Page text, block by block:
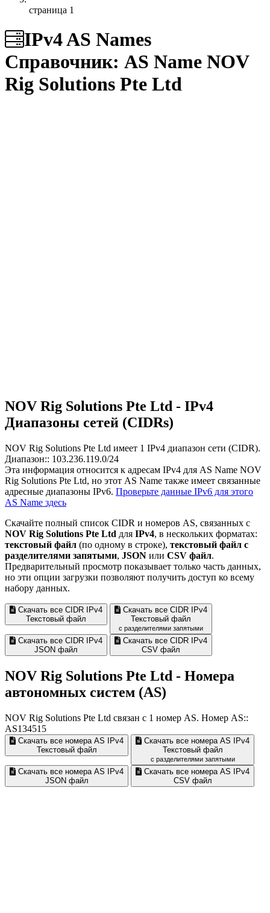
страница 1
IPv4 AS Names
Справочник: AS Name NOV
Rig Solutions Pte Ltd
NOV Rig Solutions Pte Ltd - IPv4
Диапазоны сетей (CIDRs)
NOV Rig Solutions Pte Ltd имеет 1 IPv4 диапазон сети (CIDR).
Диапазон:: 103.236.119.0/24
Эта информация относится к адресам IPv4 для AS Name NOV
Rig Solutions Pte Ltd, но этот AS Name также имеет связанные
адресные диапазоны IPv6. Проверьте данные IPv6 для этого
AS Name здесь
Скачайте полный список CIDR и номеров AS, связанных с
NOV Rig Solutions Pte Ltd для IPv4, в нескольких форматах:
текстовый файл (по одному в строке), текстовый файл с
разделителями запятыми, JSON или CSV файл.
Предварительный просмотр показывает только часть данных,
но эти опции загрузки позволяют получить доступ ко всему
набору данных.
Скачать все CIDR IPv4
Текстовый файл
Скачать все CIDR IPv4
Текстовый файл
с разделителями запятыми
Скачать все CIDR IPv4
JSON файл
Скачать все CIDR IPv4
CSV файл
NOV Rig Solutions Pte Ltd - Номера
автономных систем (AS)
NOV Rig Solutions Pte Ltd связан с 1 номер AS. Номер AS::
AS134515
Скачать все номера AS IPv4
Текстовый файл
Скачать все номера AS IPv4
Текстовый файл
с разделителями запятыми
Скачать все номера AS IPv4
JSON файл
Скачать все номера AS IPv4
CSV файл